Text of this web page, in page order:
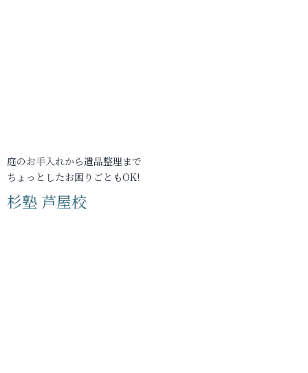
庭のお手入れから遺品整理まで
ちょっとしたお困りごともOK!
杉塾 芦屋校